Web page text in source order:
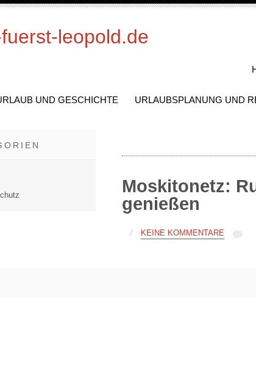
leopold.de
UND GESCHICHTE URLAUBSPLANUNG UND
Moskitonetz:
genießen
/ KEINE KOMMENTARE